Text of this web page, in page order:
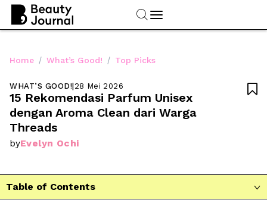
Home / What’s Good! / Top Picks
WHAT’S GOOD!|28 Mei 2026
15 Rekomendasi Parfum Unisex
dengan Aroma Clean dari Warga
Threads
byEvelyn Ochi

Table of Contents 